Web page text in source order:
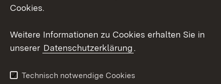
Datenschutz
Barrierefreiheit
Cookies.
Weitere Informationen zu Cookies erhalten Sie in
unserer Datenschutzerklärung.
Technisch notwendige Cookies